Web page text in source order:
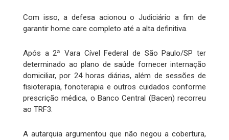
Com isso, a defesa acionou o Judiciário a fim de
garantir home care completo até a alta definitiva.
Após a 2ª Vara Cível Federal de São Paulo/SP ter
determinado ao plano de saúde fornecer internação
domiciliar, por 24 horas diárias, além de sessões de
fisioterapia, fonoterapia e outros cuidados conforme
prescrição médica, o Banco Central (Bacen) recorreu
ao TRF3.
A autarquia argumentou que não negou a cobertura,